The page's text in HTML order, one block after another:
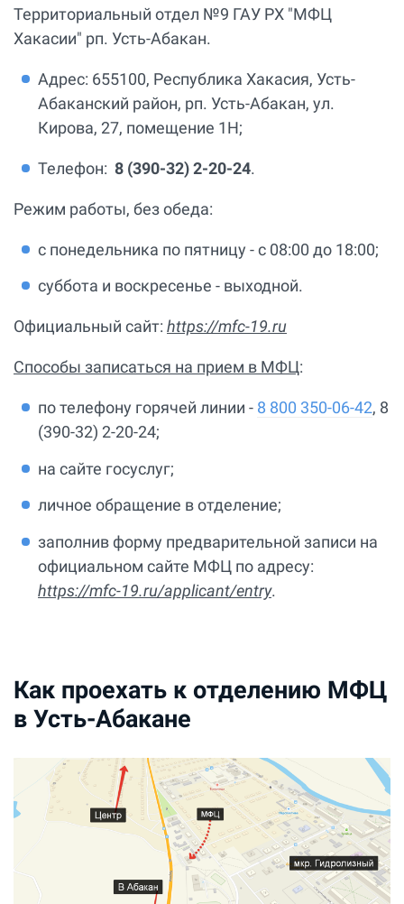
Территориальный отдел №9 ГАУ РХ "МФЦ
Хакасии" рп. Усть-Абакан.
Адрес: 655100, Республика Хакасия, Усть-
Абаканский район, рп. Усть-Абакан, ул.
Кирова, 27, помещение 1Н;
Телефон: 8 (390-32) 2-20-24.
Режим работы, без обеда:
с понедельника по пятницу - с 08:00 до 18:00;
суббота и воскресенье - выходной.
Официальный сайт: https://mfc-19.ru
Способы записаться на прием в МФЦ:
по телефону горячей линии - 8 800 350-06-42, 8
(390-32) 2-20-24;
на сайте госуслуг;
личное обращение в отделение;
заполнив форму предварительной записи на
официальном сайте МФЦ по адресу:
https://mfc-19.ru/applicant/entry.
Как проехать к отделению МФЦ
в Усть-Абакане